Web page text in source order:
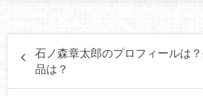
石ノ森章太郎のプロフィールは
品は？